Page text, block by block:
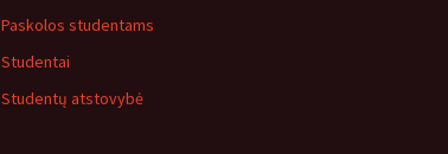
Paskolos studentams
Studentai
Studentų atstovybė